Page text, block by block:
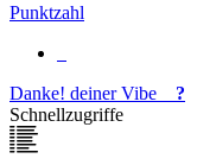
Punktzahl
Danke! deinerVibe
?
Schnellzugriffe